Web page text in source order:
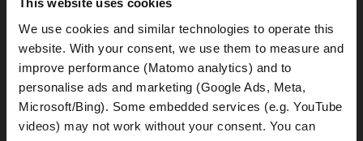
We use cookies and similar technologies to operate this
website. With your consent, we use them to measure and
improve performance (Matomo analytics) and to
personalise ads and marketing (Google Ads, Meta,
Microsoft/Bing). Some embedded services (e.g. YouTube
videos) may not work without your consent. You can
(Meet&Greet Service Trogir)
Kralja Tomislava 13
21220, Seget Donji - Trogir (Croatia)
MotoGS Rental Croatia -
Meet&Greet Split Airport (Delivery Location)
Cesta Dr. Franje Tuđmana 1270